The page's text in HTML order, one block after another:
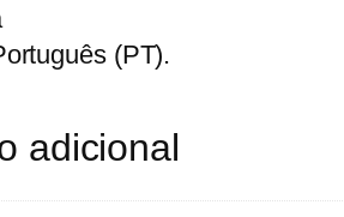
(PT).
adicional